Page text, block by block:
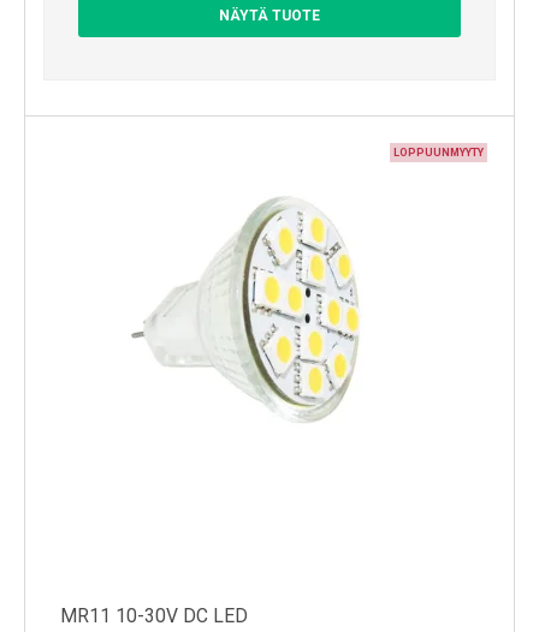
NÄYTÄ TUOTE
LOPPUUNMYYTY
MR11 10-30V DC LED